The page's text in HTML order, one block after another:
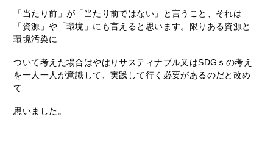
「当たり前」が「当たり前ではない」と言うこと、それは
「資源」や「環境」にも言えると思います。限りある資源と
環境汚染に
ついて考えた場合はやはりサスティナブル又はSDGｓの考え
を一人一人が意識して、実践して行く必要があるのだと改め
て
思いました。